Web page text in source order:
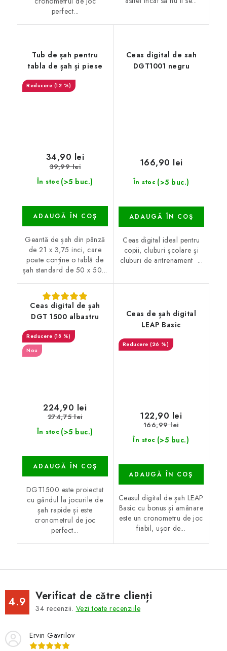
perfect...
Tub de șah pentru
tabla de șah și piese
(12 %)
În stoc (>5 buc.)
34,90 lei
39,99 lei
ADAUGĂ ÎN COŞ
Geantă de șah din pânză
de 21 x 3,75 inci, care
poate conține o tablă de
șah standard de 50 x 50...
Ceas digital de sah
DGT1001 negru
În stoc (>5 buc.)
166,90 lei
ADAUGĂ ÎN COŞ
Ceas digital ideal pentru
copii, cluburi școlare și
cluburi de antrenament ...
Ceas digital de șah
DGT 1500 albastru
(18 %)
Nou
În stoc (>5 buc.)
224,90 lei
274,75 lei
ADAUGĂ ÎN COŞ
DGT1500 este proiectat
cu gândul la jocurile de
șah rapide și este
cronometrul de joc
perfect...
Ceas de șah digital
LEAP Basic
(26 %)
În stoc (>5 buc.)
122,90 lei
166,99 lei
ADAUGĂ ÎN COŞ
Ceasul digital de șah LEAP
Basic cu bonus și amânare
este un cronometru de joc
fiabil, ușor de...
4.9 Verificat de către clienți
34 recenzii. Vezi toate recenziile
Ervin Gavrilov